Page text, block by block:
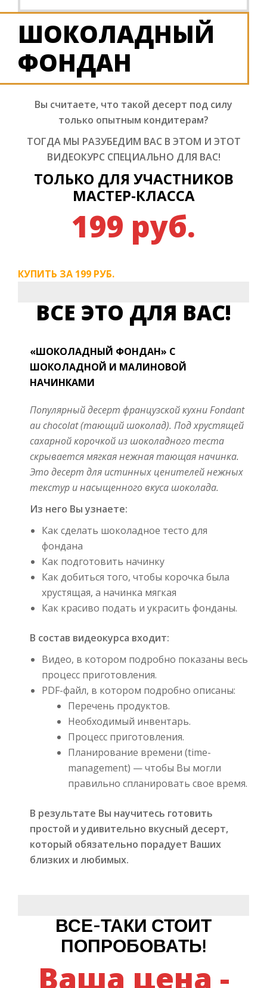
ШОКОЛАДНЫЙ
ФОНДАН
Вы считаете, что такой десерт под силу
только опытным кондитерам?
ТОГДА МЫ РАЗУБЕДИМ ВАС В ЭТОМ И ЭТОТ
ВИДЕОКУРС СПЕЦИАЛЬНО ДЛЯ ВАС!
ТОЛЬКО ДЛЯ УЧАСТНИКОВ
МАСТЕР-КЛАССА
199 руб.
КУПИТЬ ЗА 199 РУБ.
ВСЕ ЭТО ДЛЯ ВАС!
«ШОКОЛАДНЫЙ ФОНДАН» С
ШОКОЛАДНОЙ И МАЛИНОВОЙ
НАЧИНКАМИ
Популярный десерт французской кухни Fondant
au chocolat (тающий шоколад). Под хрустящей
сахарной корочкой из шоколадного теста
скрывается мягкая нежная тающая начинка.
Это десерт для истинных ценителей нежных
текстур и насыщенного вкуса шоколада.
Из него Вы узнаете:
Как сделать шоколадное тесто для
фондана
Как подготовить начинку
Как добиться того, чтобы корочка была
хрустящая, а начинка мягкая
Как красиво подать и украсить фонданы.
В состав видеокурса входит:
Видео, в котором подробно показаны весь
процесс приготовления.
PDF-файл, в котором подробно описаны:
Перечень продуктов.
Необходимый инвентарь.
Процесс приготовления.
Планирование времени (time-
management) — чтобы Вы могли
правильно спланировать свое время.
В результате Вы научитесь готовить
простой и удивительно вкусный десерт,
который обязательно порадует Ваших
близких и любимых.
ВСЕ-ТАКИ СТОИТ
ПОПРОБОВАТЬ!
Ваша цена -